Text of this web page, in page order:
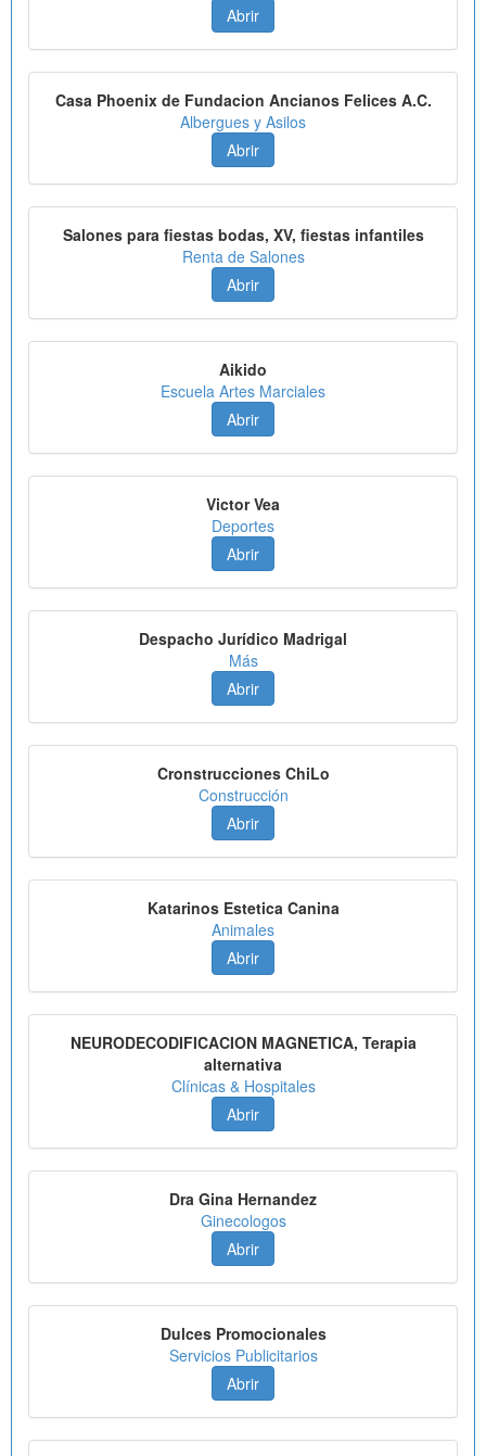
Abrir
Casa Phoenix de Fundacion Ancianos Felices A.C.
Albergues y Asilos
Abrir
Salones para fiestas bodas, XV, fiestas infantiles
Renta de Salones
Abrir
Aikido
Escuela Artes Marciales
Abrir
Victor Vea
Deportes
Abrir
Despacho Jurídico Madrigal
Más
Abrir
Cronstrucciones ChiLo
Construcción
Abrir
Katarinos Estetica Canina
Animales
Abrir
NEURODECODIFICACION MAGNETICA, Terapia
alternativa
Clínicas & Hospitales
Abrir
Dra Gina Hernandez
Ginecologos
Abrir
Dulces Promocionales
Servicios Publicitarios
Abrir